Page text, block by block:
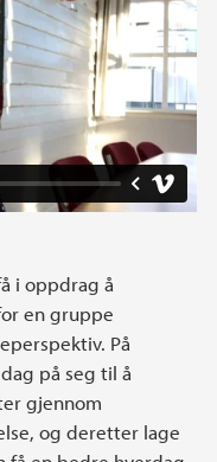
i oppdrag å
en gruppe
På
på seg til å
gjennom
og deretter lage